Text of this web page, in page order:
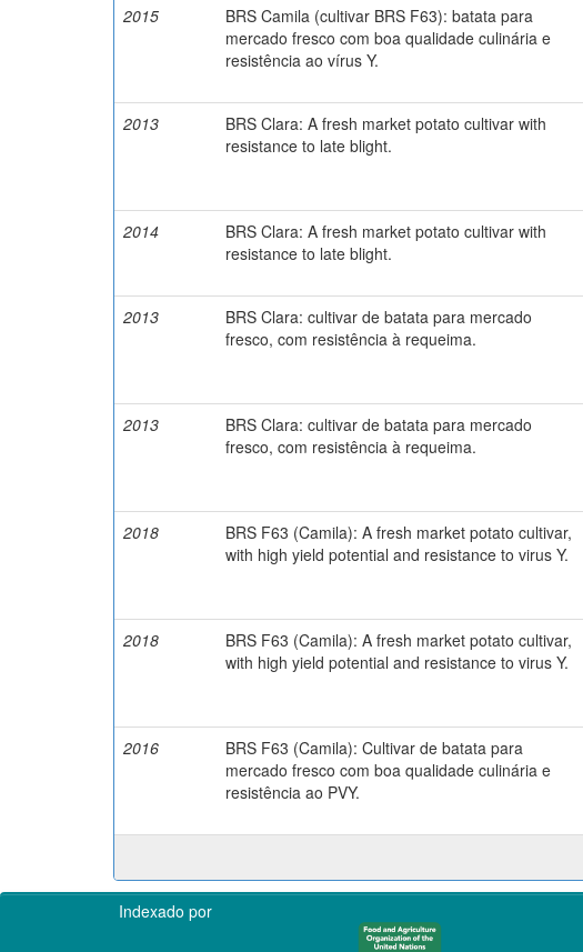
2015
BRS Camila (cultivar BRS F63): batata para
mercado fresco com boa qualidade culinária e
resistência ao vírus Y.
2013
BRS Clara: A fresh market potato cultivar with
resistance to late blight.
2014
BRS Clara: A fresh market potato cultivar with
resistance to late blight.
2013
BRS Clara: cultivar de batata para mercado
fresco, com resistência à requeima.
2013
BRS Clara: cultivar de batata para mercado
fresco, com resistência à requeima.
2018
BRS F63 (Camila): A fresh market potato cultivar,
with high yield potential and resistance to virus Y.
2018
BRS F63 (Camila): A fresh market potato cultivar,
with high yield potential and resistance to virus Y.
2016
BRS F63 (Camila): Cultivar de batata para
mercado fresco com boa qualidade culinária e
resistência ao PVY.
Indexado por